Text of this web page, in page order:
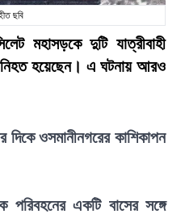
ছবি
মহাসড়কে দুটি যাত্রীবাহী
নিহত হয়েছেন। এ ঘটনায় আরও
ওসমানীনগরের কাশিকাপন
পরিবহনের একটি বাসের সঙ্গে